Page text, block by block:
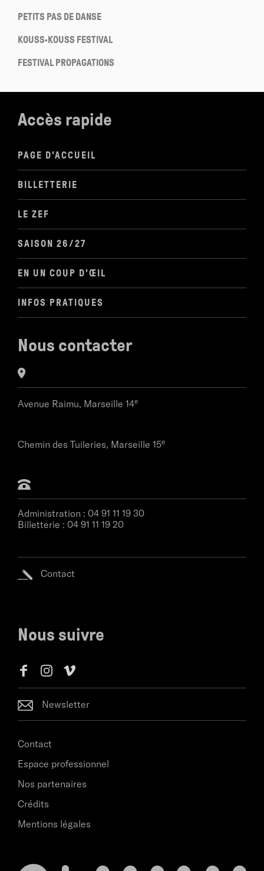
PETITS PAS DE DANSE
KOUSS·KOUSS FESTIVAL
FESTIVAL PROPAGATIONS
Accès rapide
PAGE D'ACCUEIL
BILLETTERIE
LE ZEF
SAISON 26/27
EN UN COUP D'ŒIL
INFOS PRATIQUES
Nous contacter
Avenue Raimu, Marseille 14e
Chemin des Tuileries, Marseille 15e
Administration : 04 91 11 19 30
Billetterie : 04 91 11 19 20
Contact
Nous suivre
Newsletter
Contact
Espace professionnel
Nos partenaires
Crédits
Mentions légales